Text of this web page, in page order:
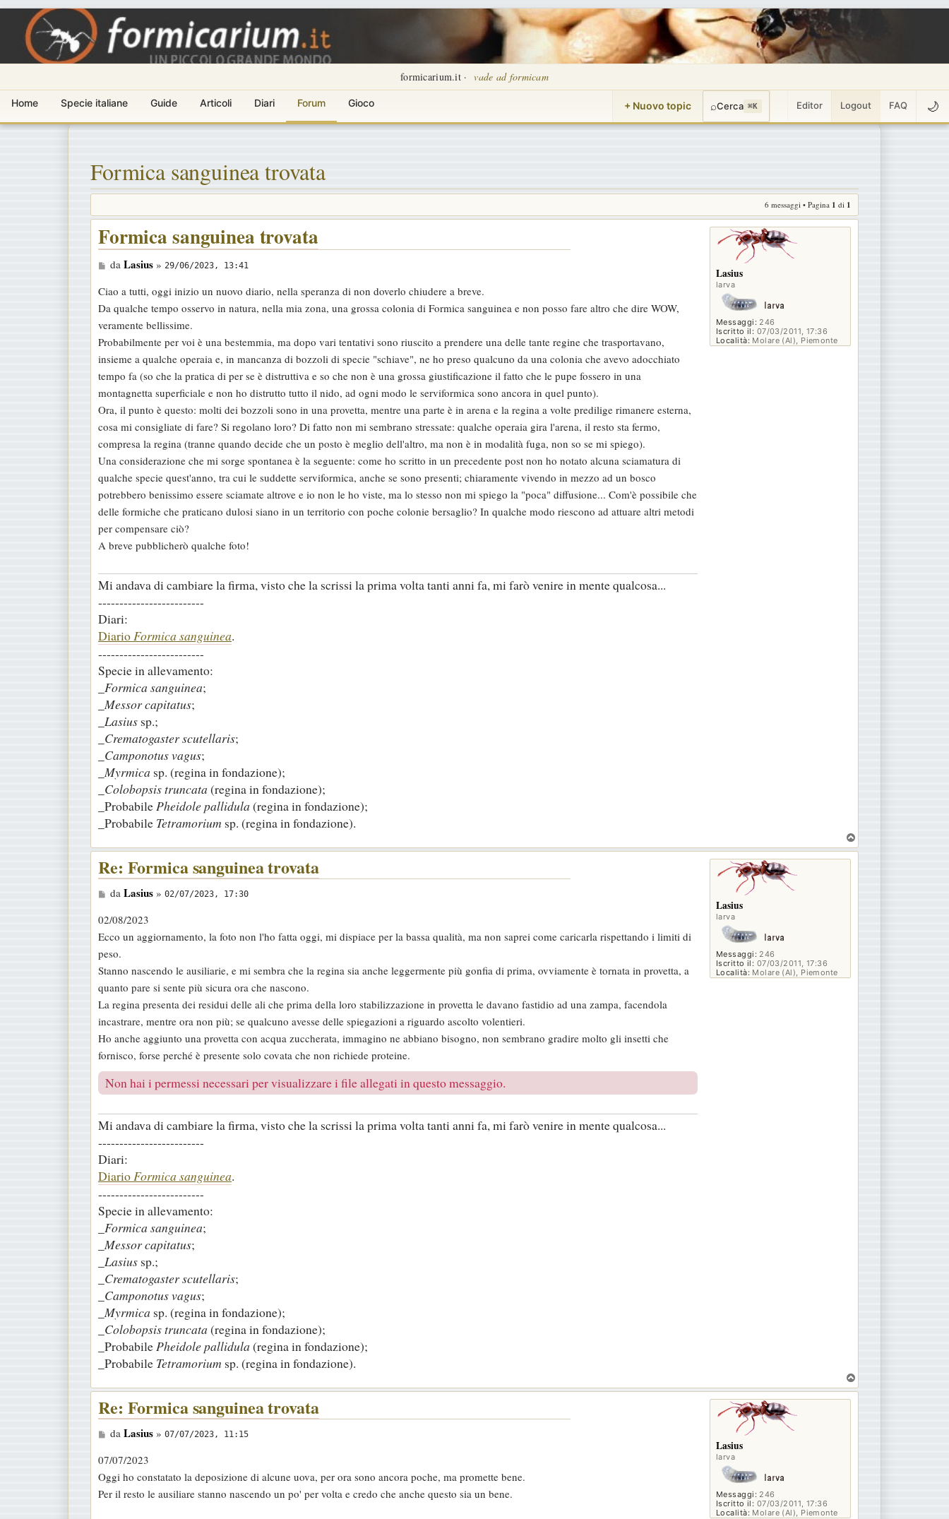
formicarium.it · vade ad formicam
Home Specie italiane Guide Articoli Diari Forum Gioco + Nuovo topic ⌕Cerca ⌘K Editor Logout FAQ 🌙
Formica sanguinea trovata
6 messaggi • Pagina 1 di 1
Lasius
larva
Messaggi: 246
Iscritto il: 07/03/2011, 17:36
Località: Molare (Al), Piemonte
Formica sanguinea trovata
M
s
s
a
g
g
i
o
da Lasius» 29/06/2023, 13:41
Ciao a tutti, oggi inizio un nuovo diario, nella speranza di non doverlo chiudere a breve.
Da qualche tempo osservo in natura, nella mia zona, una grossa colonia di Formica sanguinea e non posso fare altro che dire WOW,
veramente bellissime.
Probabilmente per voi è una bestemmia, ma dopo vari tentativi sono riuscito a prendere una delle tante regine che trasportavano,
insieme a qualche operaia e, in mancanza di bozzoli di specie "schiave", ne ho preso qualcuno da una colonia che avevo adocchiato
tempo fa (so che la pratica di per se è distruttiva e so che non è una grossa giustificazione il fatto che le pupe fossero in una
montagnetta superficiale e non ho distrutto tutto il nido, ad ogni modo le serviformica sono ancora in quel punto).
Ora, il punto è questo: molti dei bozzoli sono in una provetta, mentre una parte è in arena e la regina a volte predilige rimanere esterna,
cosa mi consigliate di fare? Si regolano loro? Di fatto non mi sembrano stressate: qualche operaia gira l'arena, il resto sta fermo,
compresa la regina (tranne quando decide che un posto è meglio dell'altro, ma non è in modalità fuga, non so se mi spiego).
Una considerazione che mi sorge spontanea è la seguente: come ho scritto in un precedente post non ho notato alcuna sciamatura di
qualche specie quest'anno, tra cui le suddette serviformica, anche se sono presenti; chiaramente vivendo in mezzo ad un bosco
potrebbero benissimo essere sciamate altrove e io non le ho viste, ma lo stesso non mi spiego la "poca" diffusione... Com'è possibile che
delle formiche che praticano dulosi siano in un territorio con poche colonie bersaglio? In qualche modo riescono ad attuare altri metodi
per compensare ciò?
A breve pubblicherò qualche foto!
Mi andava di cambiare la firma, visto che la scrissi la prima volta tanti anni fa, mi farò venire in mente qualcosa...
-------------------------
Diari:
DiarioFormica sanguinea.
-------------------------
Specie in allevamento:
Formica sanguinea;
Messor capitatus;
Lasius sp.;
Crematogaster scutellaris;
Camponotus vagus;
Myrmica sp. (regina in fondazione);
Colobopsis truncata (regina in fondazione);
_ProbabilePheidole pallidula (regina in fondazione);
_Probabile Tetramorium sp. (regina in fondazione).
o
Lasius
larva
Messaggi: 246
Iscritto il: 07/03/2011, 17:36
Località: Molare (Al), Piemonte
Re: Formica sanguinea trovata
M
s
s
a
g
g
i
o
da Lasius» 02/07/2023, 17:30
02/08/2023
Ecco un aggiornamento, la foto non l'ho fatta oggi, mi dispiace per la bassa qualità, ma non saprei come caricarla rispettando i limiti di
peso.
Stanno nascendo le ausiliarie, e mi sembra che la regina sia anche leggermente più gonfia di prima, ovviamente è tornata in provetta, a
quanto pare si sente più sicura ora che nascono.
La regina presenta dei residui delle ali che prima della loro stabilizzazione in provetta le davano fastidio ad una zampa, facendola
incastrare, mentre ora non più; se qualcuno avesse delle spiegazioni a riguardo ascolto volentieri.
Ho anche aggiunto una provetta con acqua zuccherata, immagino ne abbiano bisogno, non sembrano gradire molto gli insetti che
fornisco, forse perché è presente solo covata che non richiede proteine.
Non hai i permessi necessari per visualizzare i file allegati in questo messaggio.
Mi andava di cambiare la firma, visto che la scrissi la prima volta tanti anni fa, mi farò venire in mente qualcosa...
-------------------------
Diari:
DiarioFormica sanguinea.
-------------------------
Specie in allevamento:
Formica sanguinea;
Messor capitatus;
Lasius sp.;
Crematogaster scutellaris;
Camponotus vagus;
Myrmica sp. (regina in fondazione);
Colobopsis truncata (regina in fondazione);
_ProbabilePheidole pallidula (regina in fondazione);
_Probabile Tetramorium sp. (regina in fondazione).
o
Lasius
larva
Messaggi: 246
Iscritto il: 07/03/2011, 17:36
Località: Molare (Al), Piemonte
Re: Formica sanguinea trovata
M
s
s
a
da Lasius» 07/07/2023, 11:15
07/07/2023
Oggi ho constatato la deposizione di alcune uova, per ora sono ancora poche, ma promette bene.
Per il resto le ausiliare stanno nascendo un po' per volta e credo che anche questo sia un bene.